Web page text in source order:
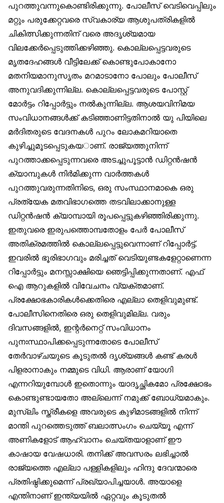
പുറത്തുവന്നുകൊണ്ടിരിക്കുന്നു. പോലീസ് വെടിവെപ്പിലും
മറ്റും പരുക്കേറ്റവരെ സ്വകാര്യ ആശുപത്രികളിൽ
ചികിത്സിക്കുന്നതിന് വരെ അദൃശ്യമായ
വിലക്കേർപ്പെടുത്തിക്കഴിഞ്ഞു. കൊല്ലപ്പെട്ടവരുടെ
മൃതദേഹങ്ങൾ വീട്ടിലേക്ക് കൊണ്ടുപോകാനോ
മതനിയമാനുസൃതം മറമാടാനോ പോലും പോലീസ്
അനുവദിക്കുന്നില്ല. കൊല്ലപ്പെട്ടവരുടെ പോസ്റ്റ്
മോർട്ടം റിപ്പോർട്ടും നൽകുന്നില്ല. ആശയവിനിമയ
സംവിധാനങ്ങൾക്ക് കടിഞ്ഞാണിട്ടതിനാൽ യു പിയിലെ
മർദിതരുടെ വേദനകൾ പുറം ലോകമറിയാതെ
കുഴിച്ചുമൂടപ്പെടുകയാണ്. രാജ്യത്തുനിന്ന്
പുറത്താക്കപ്പെടുന്നവരെ അടച്ചുപൂട്ടാൻ ഡിറ്റൻഷൻ
ക്യാമ്പുകൾ നിർമിക്കുന്ന വാർത്തകൾ
പുറത്തുവരുന്നതിനിടെ, ഒരു സംസ്ഥാനമാകെ ഒരു
പ്രത്യേക മതവിഭാഗത്തെ തടവിലാക്കാനുള്ള
ഡിറ്റൻഷൻ ക്യാമ്പായി രൂപപ്പെട്ടുകഴിഞ്ഞിരിക്കുന്നു.
ഇതുവരെ ഇരുപത്തൊമ്പതോളം പേർ പോലീസ്
അതിക്രമത്തിൽ കൊല്ലപ്പെട്ടുവെന്നാണ് റിപ്പോർട്ട്.
ഇവരിൽ ഭൂരിഭാഗവും മരിച്ചത് വെടിയുണ്ടകളേറ്റാണെന്ന
റിപ്പോർട്ടും മനസ്സാക്ഷിയെ ഞെട്ടിപ്പിക്കുന്നതാണ്. എഫ്
ഐ ആറുകളിൽ വിവേചനം വ്യക്തമാണ്.
പ്രക്ഷോഭകാരികൾക്കെതിരെ എല്ലാ തെളിവുമുണ്ട്.
പോലീസിനെതിരെ ഒരു തെളിവുമില്ല. വരും
ദിവസങ്ങളിൽ, ഇന്റർനെറ്റ് സംവിധാനം
പുനഃസ്ഥാപിക്കപ്പെടുന്നതോടെ പോലീസ്
തേർവാഴ്ചയുടെ കൂടുതൽ ദൃശ്യങ്ങൾ കണ്ട് കരൾ
പിളരാനാകും നമ്മുടെ വിധി. ആരാണ് യോഗി
എന്നറിയുമ്പോൾ ഇതൊന്നും യാദൃച്ഛികമോ പ്രക്ഷോഭം
കൊണ്ടുണ്ടായതോ അല്ലെന്ന് നമുക്ക് ബോധ്യമാകും.
മുസ്‌ലിം സ്ത്രീകളെ അവരുടെ കുഴിമാടങ്ങളിൽ നിന്ന്
മാന്തി പുറത്തെടുത്ത് ബലാത്സംഗം ചെയ്യൂ എന്ന്
അണികളോട് ആഹ്വാനം ചെയ്തയാളാണ് ഈ
കാഷായ വേഷധാരി. തനിക്ക് അവസരം ലഭിച്ചാൽ
രാജ്യത്തെ എല്ലാ പള്ളികളിലും ഹിന്ദു ദേവന്മാരെ
പ്രതിഷ്ഠിക്കുമെന്ന് പ്രഖ്യാപിച്ചയാൾ. അയാളെ
എന്തിനാണ് ഇന്ത്യയിൽ ഏറ്റവും കൂടുതൽ